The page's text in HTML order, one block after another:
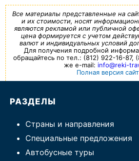
Все материалы представленные на
и их стоимости, носят
являются рекламой или публичной
цена формируется с учетом
валют и индивидуальных условий
Для получения подробной
обращайтесь по тел.: (812) 922-16-87,
же e-mail: info@reki-
Полная версия
РАЗДЕЛЫ
Страны и направления
Специальные предложения
Автобусные туры